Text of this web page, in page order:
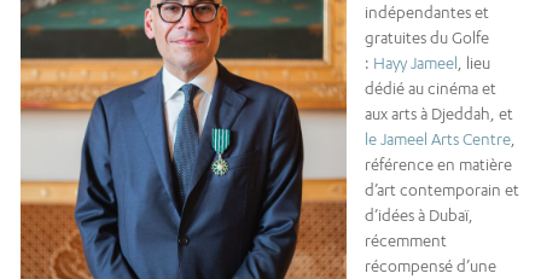
indépendantes et
gratuites du Golfe
: Hayy Jameel , lieu
dédié au cinéma et
aux arts à Djeddah, et
le Jameel Arts Centre
référence en matière
d’art contemporain et
d’idées à Dubaï,
récemment
récompensé d’une